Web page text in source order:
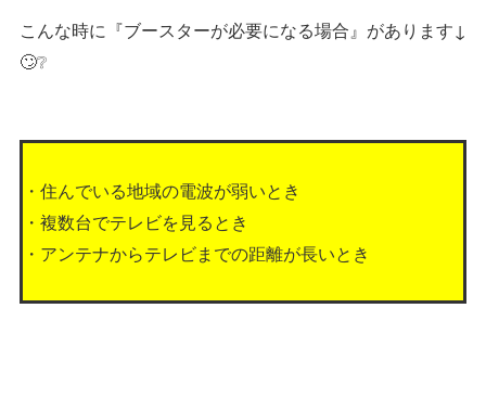
こんな時に『ブースターが必要になる場合』があります↓
🙄❔
・住んでいる地域の電波が弱いとき
・複数台でテレビを見るとき
・アンテナからテレビまでの距離が長いとき